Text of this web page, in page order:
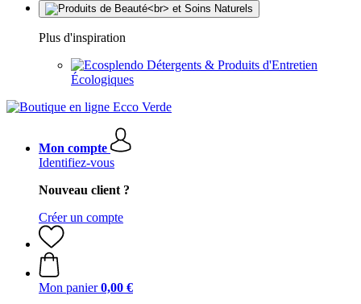
Plus d'inspiration
Détergents & Produits d'Entretien
Écologiques
Mon compte
Identifiez-vous
Nouveau client ?
Créer un compte
Mon panier 0,00 €